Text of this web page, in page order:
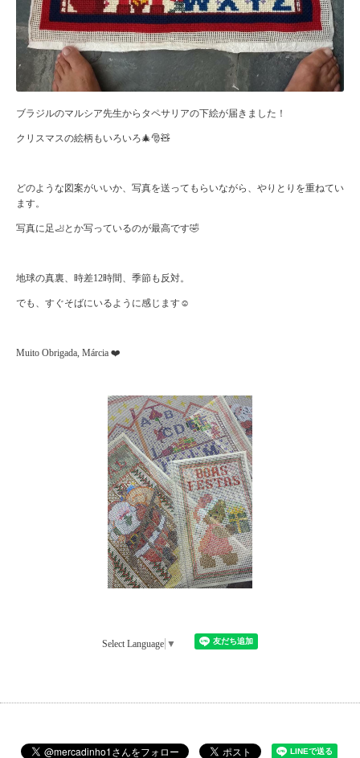
ブラジルのマルシア先生からタペサリアの下絵が届きました！
クリスマスの絵柄もいろいろ🎄🎅🧸
どのような図案がいいか、写真を送ってもらいながら、やりとりを重ねてい
ます。
写真に足🦶とか写っているのが最高です🤣
地球の真裏、時差12時間、季節も反対。
でも、すぐそばにいるように感じます☺️
Muito Obrigada, Márcia ❤️
Select Language ▼